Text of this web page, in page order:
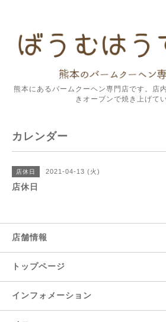
熊本にあるバームクーヘン専門店です。店
きオーブンで焼き上げて
カレンダー
店休日 2021-04-13 (火)
店休日
店舗情報
トップページ
インフォメーション